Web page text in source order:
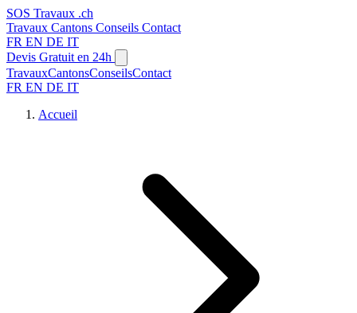
SOS Travaux .ch
Travaux Cantons Conseils Contact
FR EN DE IT
Devis Gratuit en 24h
TravauxCantonsConseilsContact
FR EN DE IT
Accueil